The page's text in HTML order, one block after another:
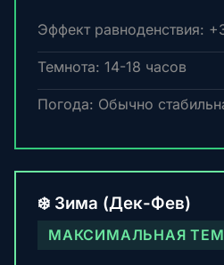
Эффект равноденствия:
Темнота: 14-18 часов
Погода: Обычно
❄️ Зима (Дек-Фев)
МАКСИМАЛЬНАЯ